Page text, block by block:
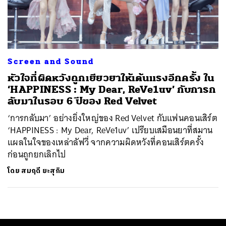
Screen and Sound
หัวใจที่ผิดหวังถูกเยียวยาให้เต้นแรงอีกครั้ง ใน
‘HAPPINESS : My Dear, ReVe1uv’ กับการก
ลับมาในรอบ 6 ปีของ Red Velvet
‘การกลับมา’ อย่างยิ่งใหญ่ของ Red Velvet กับแฟนคอนเสิร์ต
‘HAPPINESS : My Dear, ReVe1uv’ เปรียบเสมือนยาที่สมาน
แผลในใจของเหล่าลัฟวี่ จากความผิดหวังที่คอนเสิร์ตครั้ง
ก่อนถูกยกเลิกไป
โดย สมฤดี ยะสุกิม
ค้นหา
SHARE TWEET LINE EMAIL